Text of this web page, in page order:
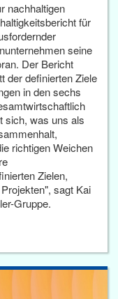
nachhaltigen
für
seine
Der Bericht
der definierten Ziele
in den sechs
sich, was uns als
richtigen Weichen
Zielen,
sagt Kai
Gruppe.